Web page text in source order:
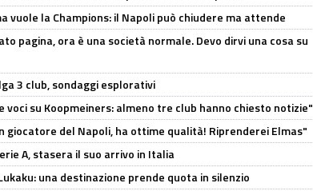
vuole la Champions: il Napoli può chiudere ma attende
pagina, ora è una società normale. Devo dirvi una cosa su
3 club, sondaggi esplorativi
voci su Koopmeiners: almeno tre club hanno chiesto notizie"
giocatore del Napoli, ha ottime qualità! Riprenderei Elmas"
A, stasera il suo arrivo in Italia
una destinazione prende quota in silenzio